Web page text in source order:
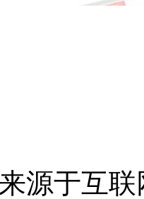
源于互